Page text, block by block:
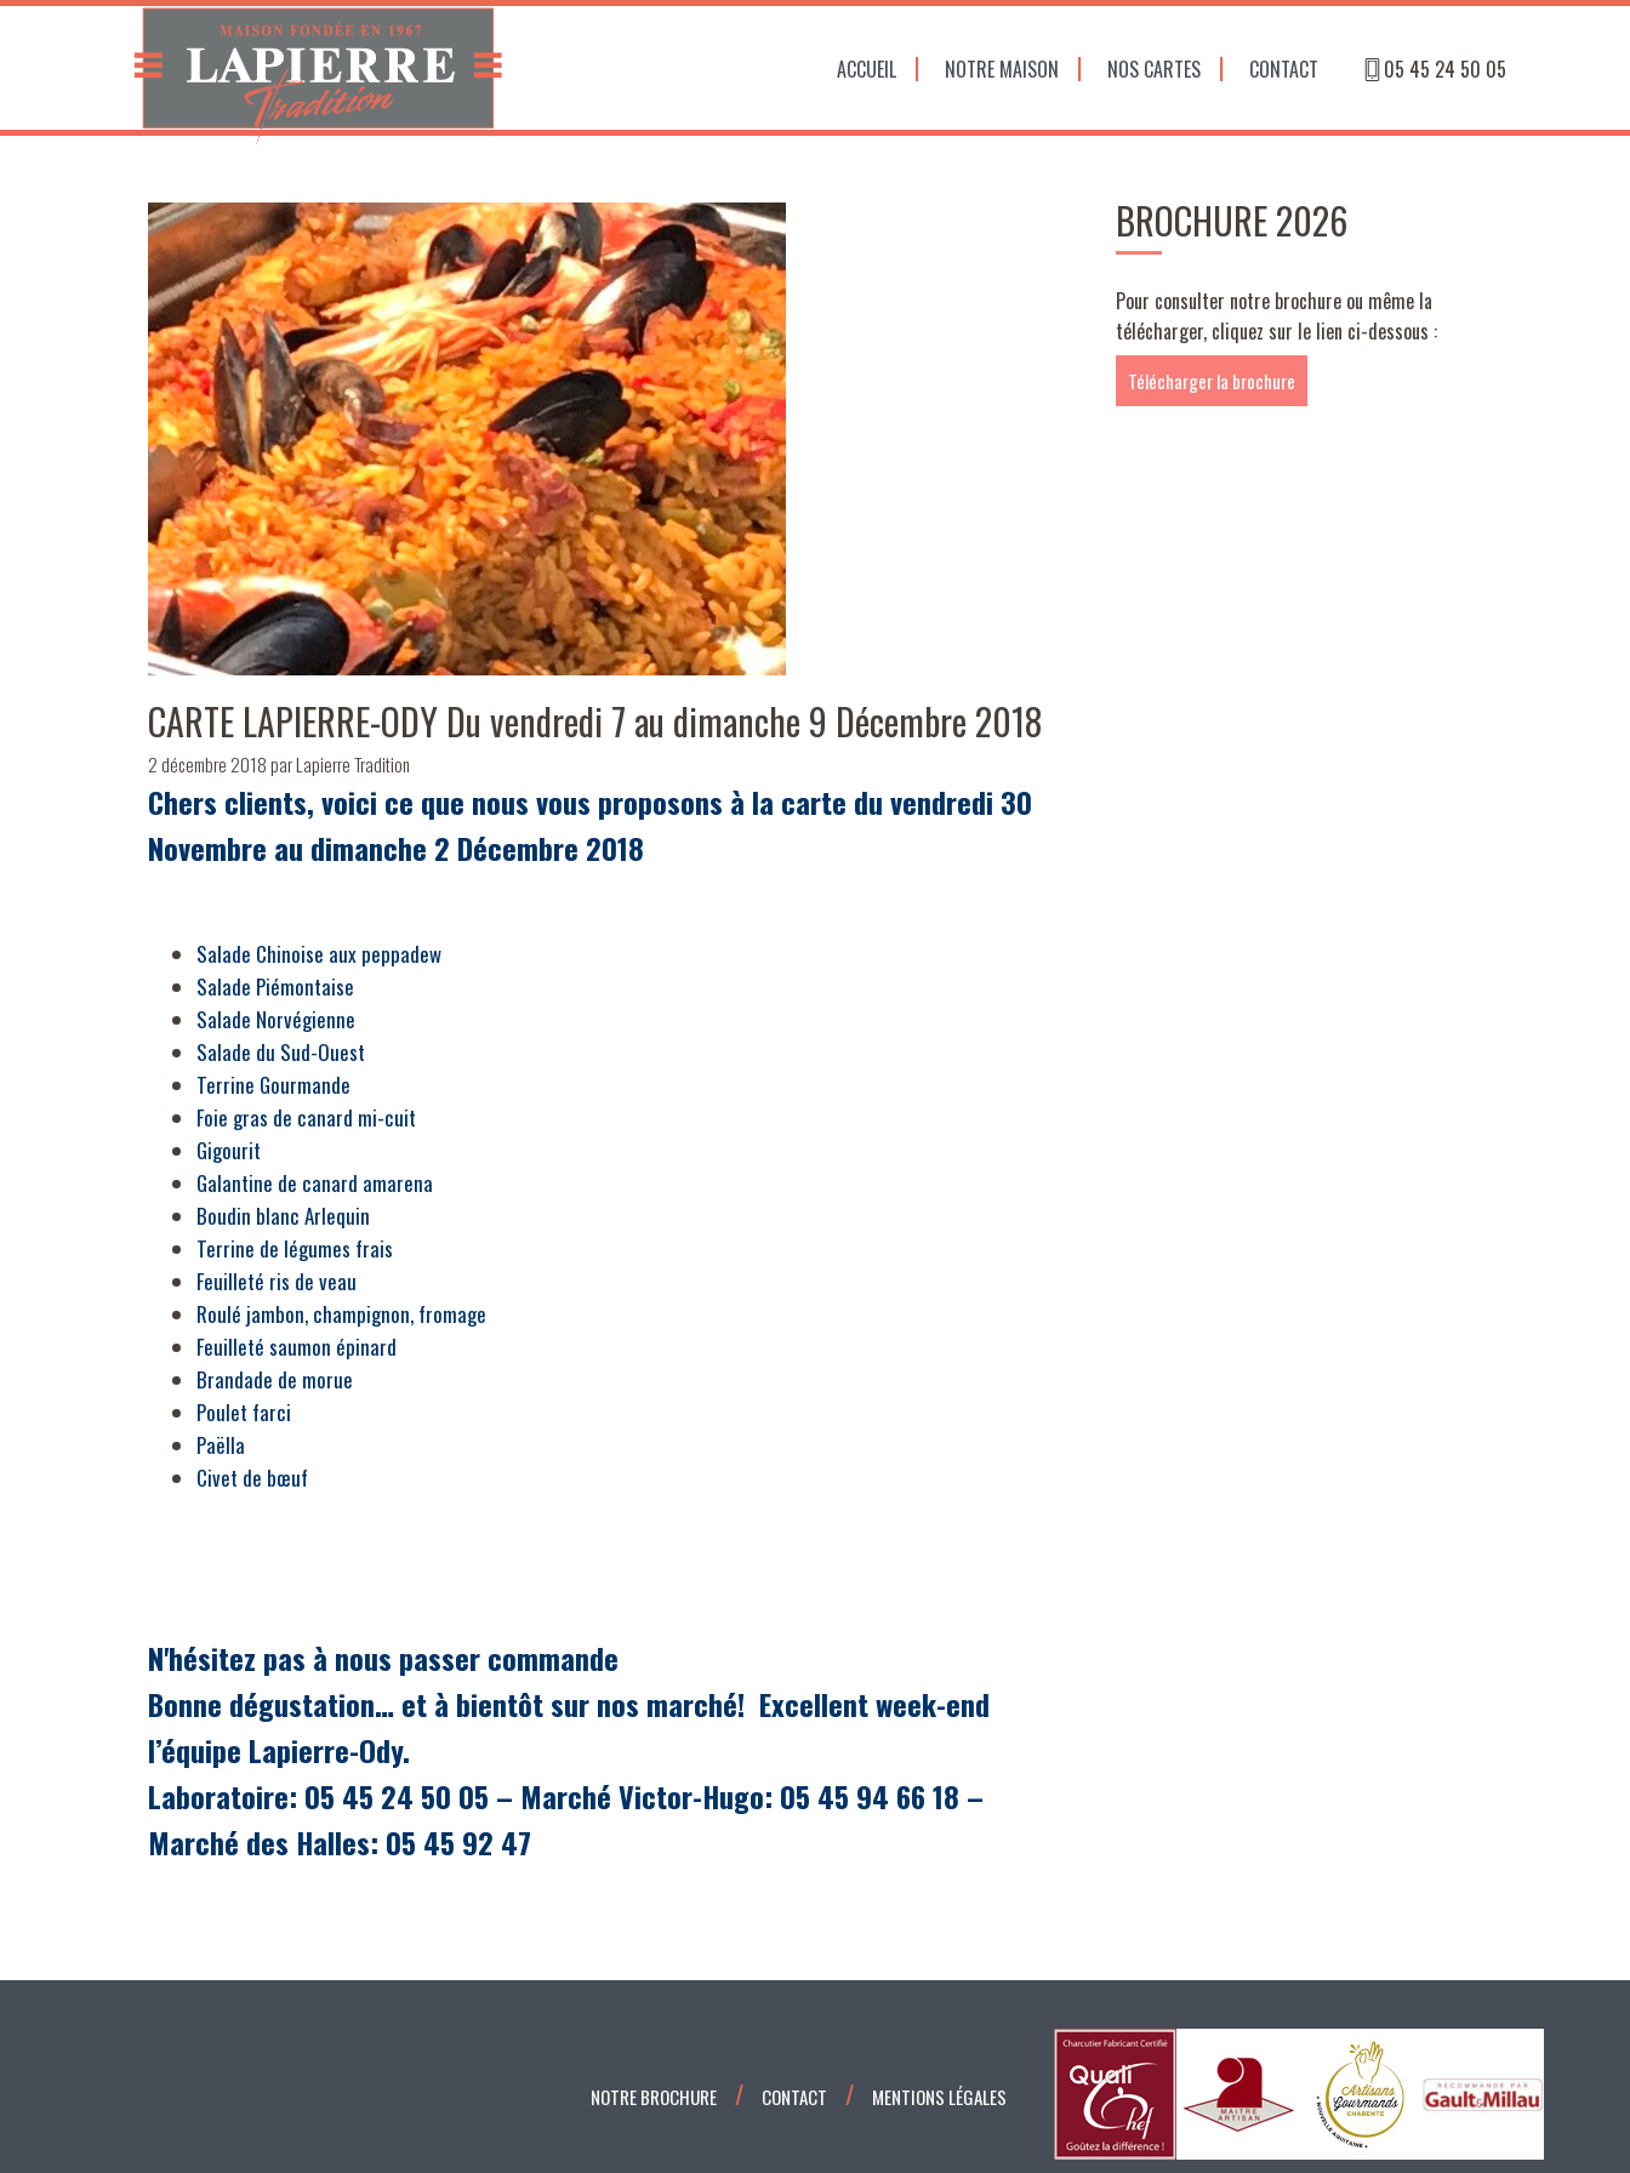
ACCUEIL NOTRE MAISON NOS CARTES CONTACT 05 45 24 50 05
CARTE LAPIERRE-ODY Du vendredi 7 au dimanche 9 Décembre 2018
2 décembre 2018parLapierre Tradition
Chers clients, voici ce que nous vous proposons à la carte du vendredi 30
Novembre au dimanche 2 Décembre 2018
Salade Chinoise aux peppadew
Salade Piémontaise
Salade Norvégienne
Salade du Sud-Ouest
Terrine Gourmande
Foie gras de canard mi-cuit
Gigourit
Galantine de canard amarena
Boudin blanc Arlequin
Terrine de légumes frais
Feuilleté ris de veau
Roulé jambon, champignon, fromage
Feuilleté saumon épinard
Brandade de morue
Poulet farci
Paëlla
Civet de bœuf
N'hésitez pas à nous passer commande
Bonne dégustation… et à bientôt sur nos marché! Excellent week-end
l’équipe Lapierre-Ody.
Laboratoire: 05 45 24 50 05 – Marché Victor-Hugo: 05 45 94 66 18 –
Marché des Halles: 05 45 92 47
BROCHURE 2026
Pour consulter notre brochure ou même la
télécharger, cliquez sur le lien ci-dessous :
Télécharger la brochure
NOTRE BROCHURE CONTACT MENTIONS LÉGALES